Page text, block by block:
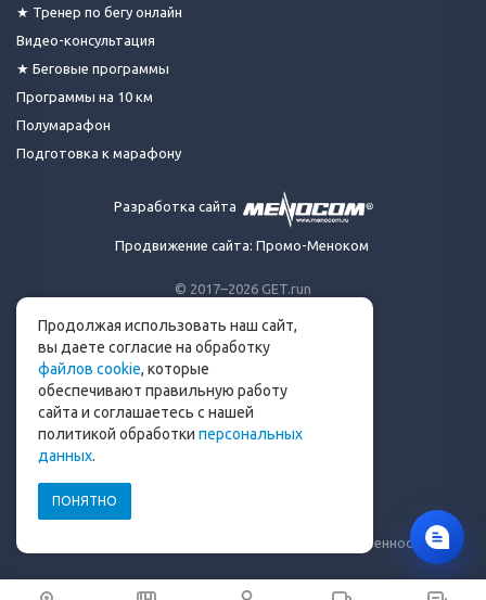
© 2017–2026 GET.run
Сделано с ❤ бегунами
для бегунов
Телеграм-канал Get.run
Беговой чат в Телеграм
info@get.run
Уведомление о рисках и ограничение ответственности
★ Тренер по бегу онлайн
Видео-консультация
★ Беговые программы
Программы на 10 км
Полумарафон
Подготовка к марафону
Разработка сайта
Продвижение сайта: Промо-Меноком
Продолжая использовать наш сайт,
вы даете согласие на обработку
файлов cookie, которые
обеспечивают правильную работу
сайта и соглашаетесь с нашей
политикой обработки персональных
данных.
ПОНЯТНО